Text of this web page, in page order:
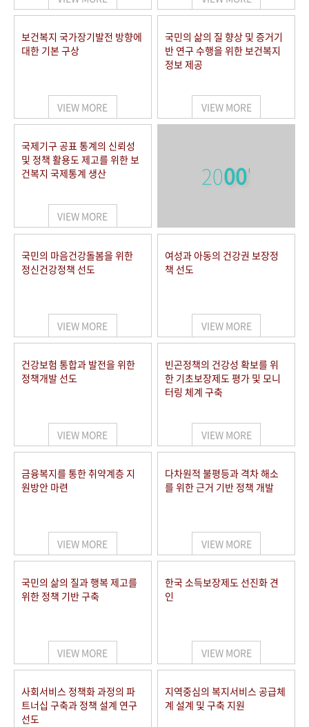
보건복지 국가장기발전 방향에
대한 기본 구상
VIEW MORE
국민의 삶의 질 향상 및 증거기
반 연구 수행을 위한 보건복지
정보 제공
VIEW MORE
국제기구 공표 통계의 신뢰성
및 정책 활용도 제고를 위한 보
건복지 국제통계 생산
VIEW MORE
2000'
국민의 마음건강돌봄을 위한
정신건강정책 선도
VIEW MORE
여성과 아동의 건강권 보장정
책 선도
VIEW MORE
건강보험 통합과 발전을 위한
정책개발 선도
VIEW MORE
빈곤정책의 건강성 확보를 위
한 기초보장제도 평가 및 모니
터링 체계 구축
VIEW MORE
금융복지를 통한 취약계층 지
원방안 마련
VIEW MORE
다차원적 불평등과 격차 해소
를 위한 근거 기반 정책 개발
VIEW MORE
국민의 삶의 질과 행복 제고를
위한 정책 기반 구축
VIEW MORE
한국 소득보장제도 선진화 견
인
VIEW MORE
사회서비스 정책화 과정의 파
트너십 구축과 정책 설계 연구
선도
지역중심의 복지서비스 공급체
계 설계 및 구축 지원